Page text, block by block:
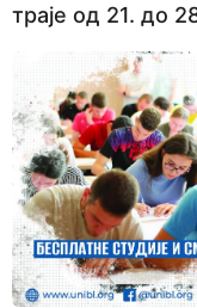
траје од 21. до